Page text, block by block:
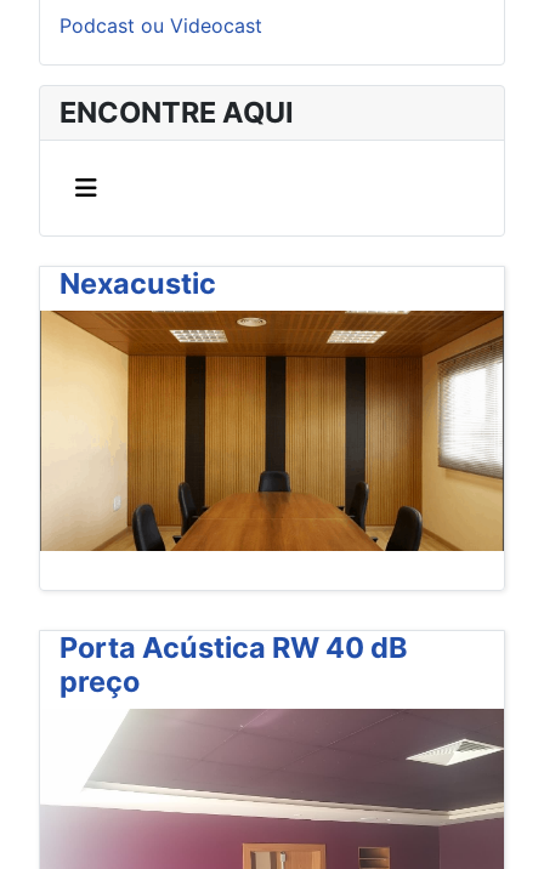
Podcast ou Videocast
ENCONTRE AQUI
Nexacustic
Porta Acústica RW 40 dB
preço